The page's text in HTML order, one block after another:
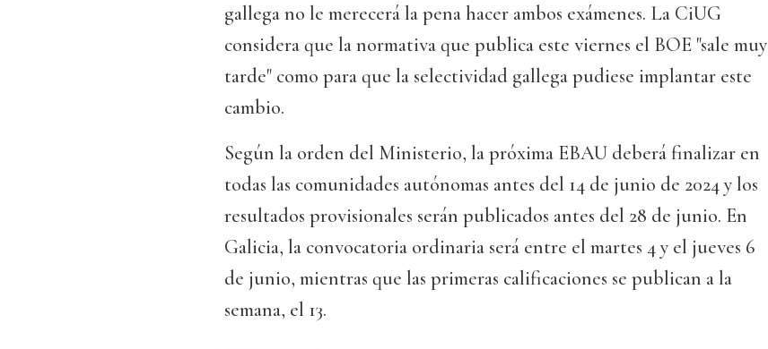
gallega no le merecerá la pena hacer ambos exámenes. La CiUG
considera que la normativa que publica este viernes el BOE "sale muy
tarde" como para que la selectividad gallega pudiese implantar este
cambio.
Según la orden del Ministerio, la próxima EBAU deberá finalizar en
todas las comunidades autónomas antes del 14 de junio de 2024 y los
resultados provisionales serán publicados antes del 28 de junio. En
Galicia, la convocatoria ordinaria será entre el martes 4 y el jueves 6
de junio, mientras que las primeras calificaciones se publican a la
semana, el 13.